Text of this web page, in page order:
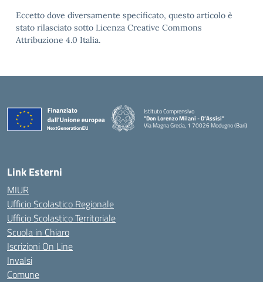
Eccetto dove diversamente specificato, questo articolo è
stato rilasciato sotto Licenza Creative Commons
Attribuzione 4.0 Italia.
Istituto Comprensivo
"Don Lorenzo Milani - D’Assisi"
Via Magna Grecia, 1 70026 Modugno (Bari)
— Visita la pagina iniziale della scuola
Link Esterni
MIUR
Ufficio Scolastico Regionale
Ufficio Scolastico Territoriale
Scuola in Chiaro
Iscrizioni On Line
Invalsi
Comune